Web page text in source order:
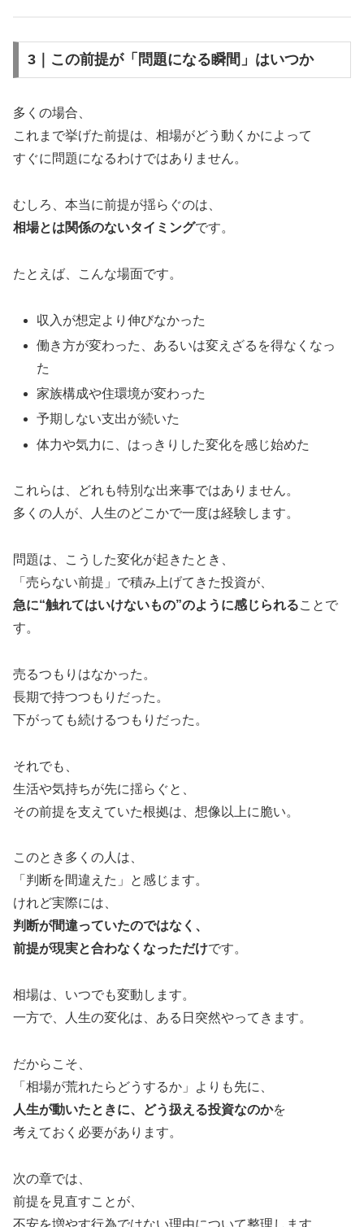
3｜この前提が「問題になる瞬間」はいつか
多くの場合、
これまで挙げた前提は、相場がどう動くかによって
すぐに問題になるわけではありません。
むしろ、本当に前提が揺らぐのは、
相場とは関係のないタイミングです。
たとえば、こんな場面です。
収入が想定より伸びなかった
働き方が変わった、あるいは変えざるを得なくなっ
た
家族構成や住環境が変わった
予期しない支出が続いた
体力や気力に、はっきりした変化を感じ始めた
これらは、どれも特別な出来事ではありません。
多くの人が、人生のどこかで一度は経験します。
問題は、こうした変化が起きたとき、
「売らない前提」で積み上げてきた投資が、
急に“触れてはいけないもの”のように感じられることで
す。
売るつもりはなかった。
長期で持つつもりだった。
下がっても続けるつもりだった。
それでも、
生活や気持ちが先に揺らぐと、
その前提を支えていた根拠は、想像以上に脆い。
このとき多くの人は、
「判断を間違えた」と感じます。
けれど実際には、
判断が間違っていたのではなく、
前提が現実と合わなくなっただけです。
相場は、いつでも変動します。
一方で、人生の変化は、ある日突然やってきます。
だからこそ、
「相場が荒れたらどうするか」よりも先に、
人生が動いたときに、どう扱える投資なのかを
考えておく必要があります。
次の章では、
前提を見直すことが、
不安を増やす行為ではない理由について整理します。